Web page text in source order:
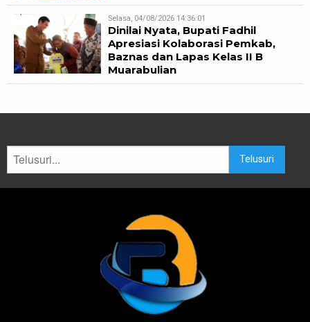
Selasa, 04/08/2026 14:36:01
Dinilai Nyata, Bupati Fadhil
Apresiasi Kolaborasi Pemkab,
Baznas dan Lapas Kelas II B
Muarabulian
Telusuri